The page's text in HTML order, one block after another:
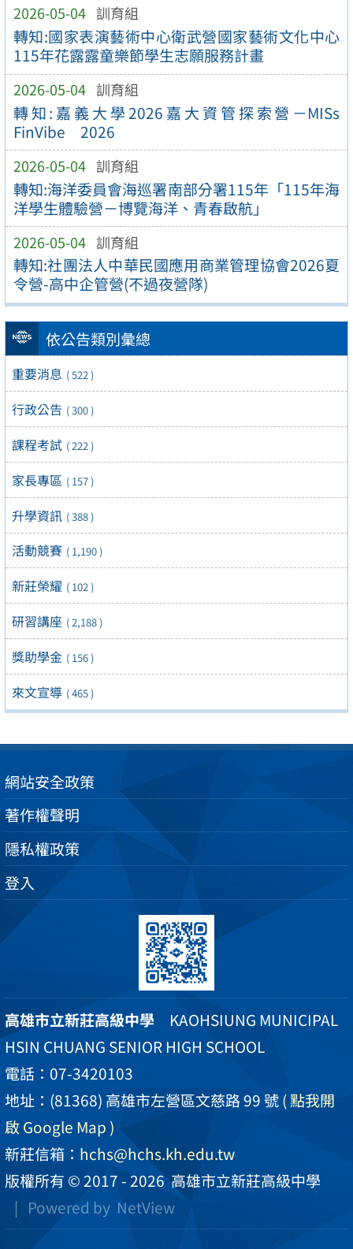
2026-05-04 訓育組
轉知:國家表演藝術中心衛武營國家藝術文化中心
115年花露露童樂節學生志願服務計畫
2026-05-04 訓育組
轉知:嘉義大學2026嘉大資管探索營－MISs
FinVibe 2026
2026-05-04 訓育組
轉知:海洋委員會海巡署南部分署115年「115年海
洋學生體驗營－博覽海洋、青春啟航」
2026-05-04 訓育組
轉知:社團法人中華民國應用商業管理協會2026夏
令營-高中企管營(不過夜營隊)
依公告類別彙總
重要消息 ( 522 )
行政公告 ( 300 )
課程考試 ( 222 )
家長專區 ( 157 )
升學資訊 ( 388 )
活動競賽 ( 1,190 )
新莊榮耀 ( 102 )
研習講座 ( 2,188 )
獎助學金 ( 156 )
來文宣導 ( 465 )
網站安全政策
著作權聲明
隱私權政策
登入
高雄市立新莊高級中學 KAOHSIUNG MUNICIPAL
HSIN CHUANG SENIOR HIGH SCHOOL
電話：07-3420103
地址：(81368) 高雄市左營區文慈路 99 號( 點我開
啟 Google Map )
新莊信箱： hchs@hchs.kh.edu.tw
版權所有 © 2017 - 2026高雄市立新莊高級中學
| Powered by NetView